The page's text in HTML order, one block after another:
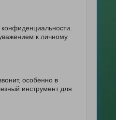
к личному
особенно в
инструмент для